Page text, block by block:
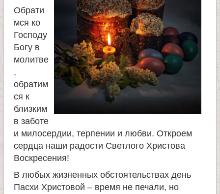
и
к
о
м
ч
Обрати
мся ко
Господу
Богу в
молитве
,
обратим
ся к
близким
в заботе
и милосердии, терпении и любви. Откроем
сердца наши радости Светлого Христова
Воскресения!
В любых жизненных обстоятельствах день
Пасхи Христовой – время не печали, но